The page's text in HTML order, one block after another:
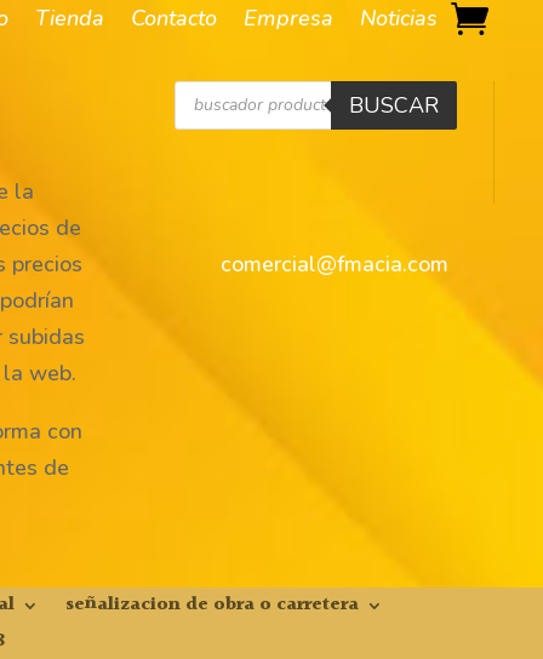
Tienda Contacto Empresa Noticias
la
de
precios
subidas
web.
con
de
Búsqueda
de
productos
BUSCAR
comercial@fmacia.com
señalizacion de obra o carretera